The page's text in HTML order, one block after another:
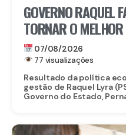
GOVERNO RAQUEL
TORNAR O MELHOR
PARA EMPREENDER
NACIONAL
07/08/2026
77 visualizações
Resultado da política
gestão de Raquel Lyra
Governo do Estado,